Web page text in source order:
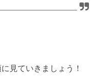
見ていきましょう！